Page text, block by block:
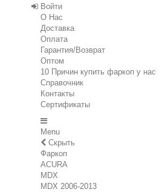
Войти
О Нас
Доставка
Оплата
Гарантия/Возврат
Оптом
10 Причин купить фаркоп у нас
Справочник
Контакты
Сертификаты
Menu
Скрыть
Фаркоп
ACURA
MDX
MDX 2006-2013